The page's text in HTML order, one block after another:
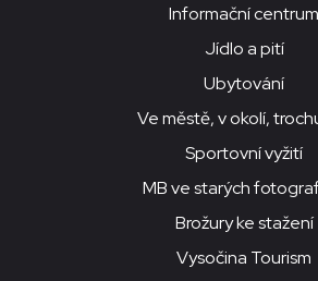
Informační centrum
Jídlo a pití
Ubytování
Ve městě, v okolí,
Sportovní vyžití
MB ve starých
Brožury ke stažení
Vysočina Tourism